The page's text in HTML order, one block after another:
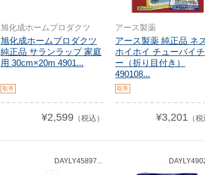
旭化成ホームプロダクツ
旭化成ホームプロダクツ
純正品 サランラップ 家庭
用 30cm×20m 4901...
取寄
¥2,599 （税込）
アース製薬
アース製薬 純正品 ネ
ホイホイ チューバイチ
ー（折り目付き）
490108...
取寄
¥3,201 （税
DAYLY45897...